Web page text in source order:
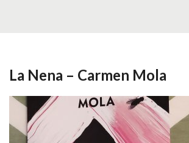
La Nena – Carmen Mola